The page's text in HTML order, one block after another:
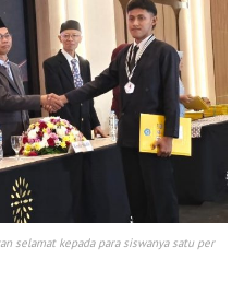
selamat kepada para siswanya satu per